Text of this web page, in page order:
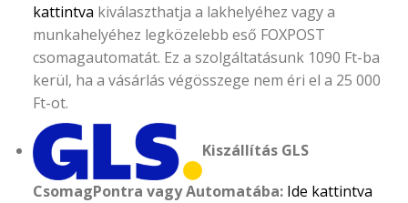
kattintva kiválaszthatja a lakhelyéhez vagy a
munkahelyéhez legközelebb eső FOXPOST
csomagautomatát. Ez a szolgáltatásunk 1090 Ft-ba
kerül, ha a vásárlás végösszege nem éri el a 25 000
Ft-ot.
Kiszállítás GLS
CsomagPontra vagy Automatába: Ide kattintva